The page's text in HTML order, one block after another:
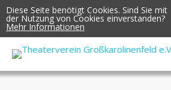
Diese Seite benötigt Cookies. Sind Sie mit
der Nutzung von Cookies einverstanden?
Mehr Informationen